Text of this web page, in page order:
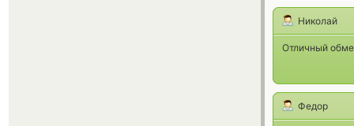
Николай
Отличный
Федор